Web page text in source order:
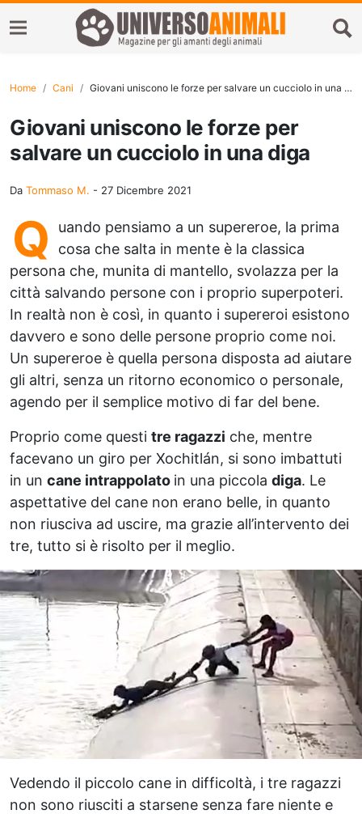
Home Cani Giovani uniscono le forze per salvare un cucciolo in una diga
Giovani uniscono le forze per
salvare un cucciolo in una diga
Da Tommaso M. - 27 Dicembre 2021
Q
uando pensiamo a un supereroe, la prima
cosa che salta in mente è la classica
persona che, munita di mantello, svolazza per la
città salvando persone con i proprio superpoteri.
In realtà non è così, in quanto i supereroi esistono
davvero e sono delle persone proprio come noi.
Un supereroe è quella persona disposta ad aiutare
gli altri, senza un ritorno economico o personale,
agendo per il semplice motivo di far del bene.
Proprio come questi tre ragazzi che, mentre
facevano un giro per Xochitlán, si sono imbattuti
in un cane intrappolato in una piccola diga. Le
aspettative del cane non erano belle, in quanto
non riusciva ad uscire, ma grazie all’intervento dei
tre, tutto si è risolto per il meglio.
Vedendo il piccolo cane in difficoltà, i tre ragazzi
non sono riusciti a starsene senza fare niente e